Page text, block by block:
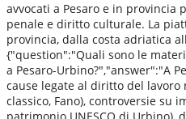
avvocati a Pesaro e in provincia
penale e diritto culturale. La
provincia, dalla costa adriatica
{"question":"Quali sono le
a Pesaro-Urbino?","answer":"A
cause legate al diritto del
classico, Fano), controversie su